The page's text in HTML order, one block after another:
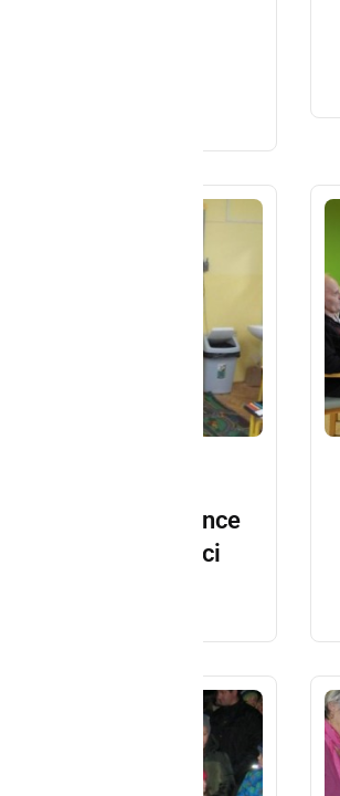
presenetil učence
Ribiča Cezanjevci